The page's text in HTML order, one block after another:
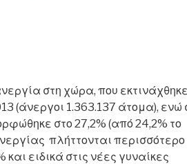
στη χώρα, που εκτινάχθηκε
(άνεργοι 1.363.137 άτομα), ενώ
στο 27,2% (από 24,2% το
πλήττονται περισσότερο
ειδικά στις νέες γυναίκες